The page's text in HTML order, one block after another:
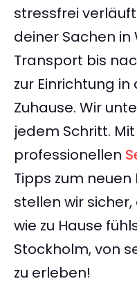
stressfrei
deiner Sachen in
Transport bis
zur Einrichtung
Zuhause. Wir
jedem Schritt.
professionellen
Tipps zum
stellen wir
wie zu Hause
Stockholm, von
zu erleben!